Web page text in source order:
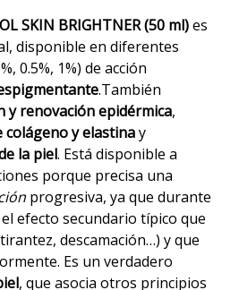
SKIN BRIGHTNER (50 ml)es
disponible en diferentes
0.5%, 1%) de acción
.También
y renovación epidérmica,
colágeno y elastinay
la piel. Está disponible a
porque precisa una
progresiva, ya que durante
efecto secundario típico que
descamación…) y que
Es un verdadero
, que asocia otros principios